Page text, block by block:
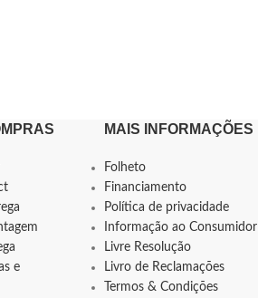
e
MAIS INFORMAÇÕES
Folheto
Financiamento
Política de privacidade
Informação ao Consumidor
Livre Resolução
Livro de Reclamações
Termos & Condições